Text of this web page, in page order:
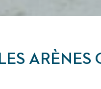
ARÈNES